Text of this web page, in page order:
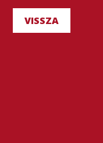
VISSZA